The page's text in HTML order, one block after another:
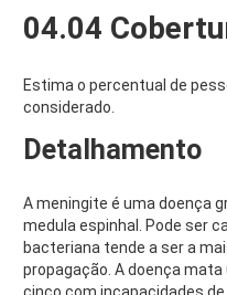
04.04
Estima o percentual de
considerado.
Detalhamento
A meningite é uma doença
medula espinhal. Pode ser
bacteriana tende a ser a
propagação. A doença